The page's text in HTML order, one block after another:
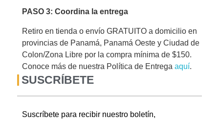
PASO 3: Coordina la entrega
Retiro en tienda o envío GRATUITO a domicilio en
provincias de Panamá, Panamá Oeste y Ciudad de
Colon/Zona Libre por la compra mínima de $150.
Conoce más de nuestra Política de Entrega aquí.
SUSCRÍBETE
Suscríbete para recibir nuestro boletín,